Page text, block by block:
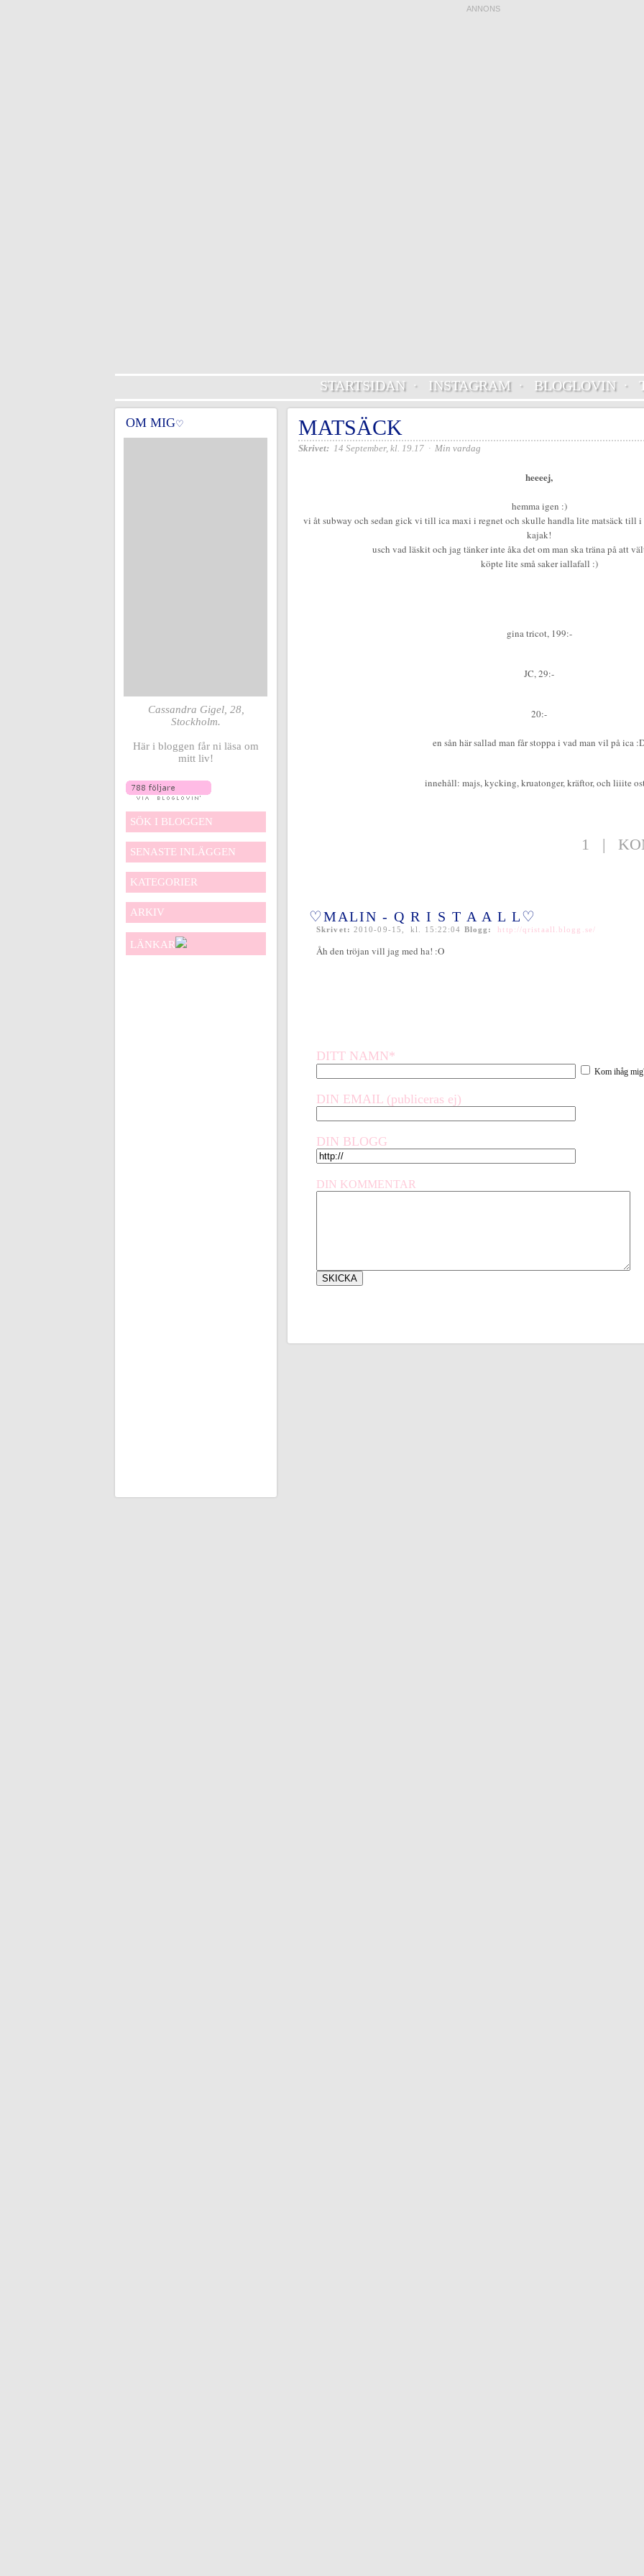
STARTSIDAN· INSTAGRAM· BLOGLOVIN·
MATSÄCK
Skrivet: 14 September, kl. 19.17 · Min vardag
heeeej,
hemma igen :)
vi åt subway och sedan gick vi till ica maxi i regnet och skulle handla lite matsäck till i
kajak!
usch vad läskit och jag tänker inte åka det om man ska träna på att
köpte lite små saker iallafall :)
gina tricot, 199:-
JC, 29:-
20:-
en sån här sallad man får stoppa i vad man vil på ica
innehåll: majs, kycking, kruatonger, kräftor, och liiite
1 |
♡MALIN - Q R I S T A A L L♡
Skrivet: 2010-09-15, kl. 15:22:04 Blogg: http://qristaall.blogg.se/
Åh den tröjan vill jag med ha! :O
DITT NAMN*
Kom ihåg
DIN EMAIL (publiceras ej)
DIN BLOGG
DIN KOMMENTAR
OM MIG♡
Cassandra Gigel, 28,
Stockholm.
Här i bloggen får ni läsa om
mitt liv!
SÖK I BLOGGEN
SENASTE INLÄGGEN
KATEGORIER
ARKIV
LÄNKAR